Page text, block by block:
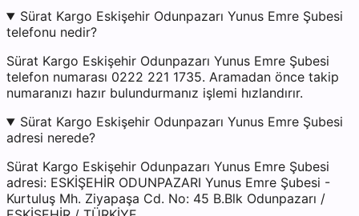
Sürat Kargo Eskişehir Odunpazarı Yunus Emre Şubesi
telefonu nedir?
Sürat Kargo Eskişehir Odunpazarı Yunus Emre Şubesi
telefon numarası 0222 221 1735. Aramadan önce takip
numaranızı hazır bulundurmanız işlemi hızlandırır.
Sürat Kargo Eskişehir Odunpazarı Yunus Emre Şubesi
adresi nerede?
Sürat Kargo Eskişehir Odunpazarı Yunus Emre Şubesi
adresi: ESKİŞEHİR ODUNPAZARI Yunus Emre Şubesi -
Kurtuluş Mh. Ziyapaşa Cd. No: 45 B.Blk Odunpazarı /